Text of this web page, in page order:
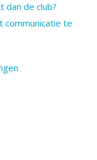
dan de club?
communicatie te